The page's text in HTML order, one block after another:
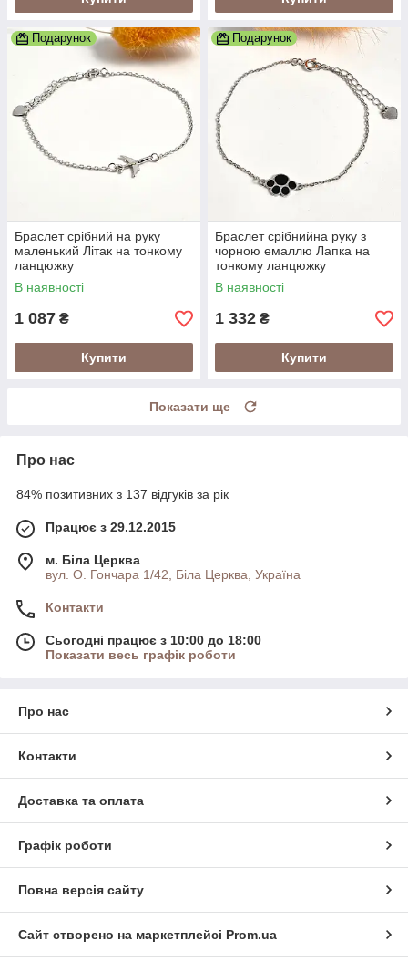
Подарунок
Браслет срібний на руку
маленький Літак на тонкому
ланцюжку
В наявності
1 087 ₴
Купити
Подарунок
Браслет срібнийна руку з
чорною емаллю Лапка на
тонкому ланцюжку
В наявності
1 332 ₴
Купити
Показати ще
Про нас
84% позитивних з 137 відгуків за рік
Працює з 29.12.2015
м. Біла Церква
вул. О. Гончара 1/42, Біла Церква, Україна
Контакти
Сьогодні працює з 10:00 до 18:00
Показати весь графік роботи
Про нас
Контакти
Доставка та оплата
Графік роботи
Повна версія сайту
Сайт створено на маркетплейсі Prom.ua